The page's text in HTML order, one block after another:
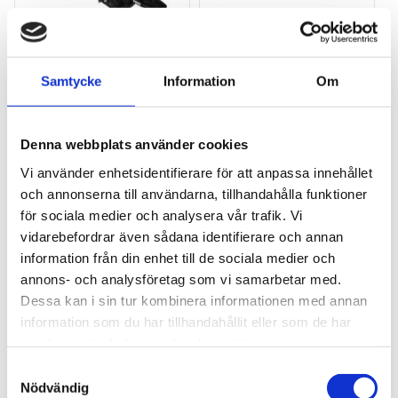
Samtycke Information Om
Denna webbplats använder cookies
Vi använder enhetsidentifierare för att anpassa innehållet
och annonserna till användarna, tillhandahålla funktioner
för sociala medier och analysera vår trafik. Vi
vidarebefordrar även sådana identifierare och annan
information från din enhet till de sociala medier och
annons- och analysföretag som vi samarbetar med.
Dessa kan i sin tur kombinera informationen med annan
information som du har tillhandahållit eller som de har
Nödvändig
THULE PRORIDE BLACK
2 595kr 3 145kr
Lägg till i favoriter
POPULÄRAST!